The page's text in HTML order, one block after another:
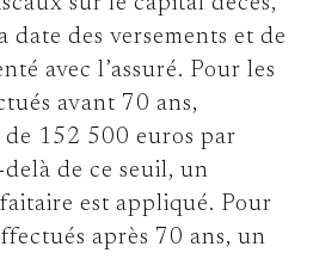
date des versements et de
avec l’assuré. Pour les
avant 70 ans,
de 152 500 euros par
de ce seuil, un
est appliqué. Pour
après 70 ans, un